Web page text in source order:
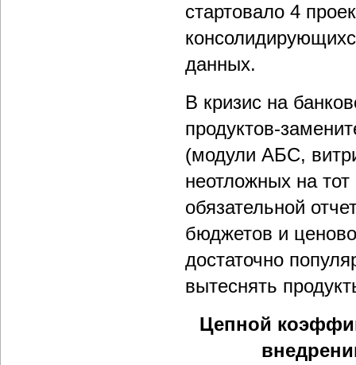
стартовало 4
данных.
В кризис на
продуктов-
(модули АБС,
неотложных на
обязательной
бюджетов и
достаточно
вытеснять
Цепной